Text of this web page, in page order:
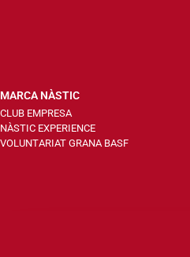
MARCA NÀSTIC
CLUB EMPRESA
NÀSTIC EXPERIENCE
VOLUNTARIAT GRANA BASF